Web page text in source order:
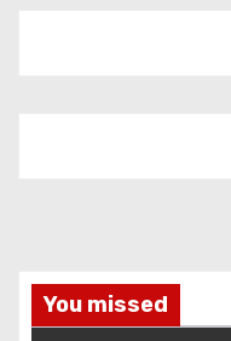
You missed